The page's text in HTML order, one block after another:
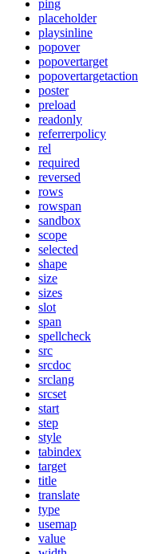
ping
placeholder
playsinline
popover
popovertarget
popovertargetaction
poster
preload
readonly
referrerpolicy
rel
required
reversed
rows
rowspan
sandbox
scope
selected
shape
size
sizes
slot
span
spellcheck
src
srcdoc
srclang
srcset
start
step
style
tabindex
target
title
translate
type
usemap
value